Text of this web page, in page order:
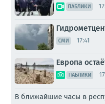
ПАБЛИКИ
СМИ 17:41
Европа
ПАБЛИКИ
В ближайшие часы в